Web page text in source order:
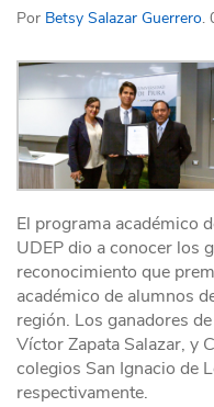
Por Betsy Salazar Guerrero.
El programa académico
UDEP dio a conocer los
reconocimiento que
académico de alumnos
región. Los ganadores
Víctor Zapata Salazar, y
colegios San Ignacio de
respectivamente.